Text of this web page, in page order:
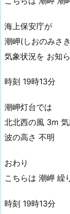
海上保安庁が
潮岬(しおのみさ
気象状況を お知
時刻 19時13分
潮岬灯台では
北北西の風 3m
波の高さ 不明
おわり
こちらは 潮岬 繰
時刻 19時13分